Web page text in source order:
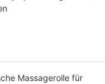
Massagerolle für